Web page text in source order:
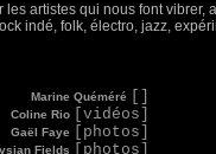
artistes qui nous font vibrer,
indé, folk, électro, jazz,
Marine Quéméré
Coline Rio [vidéos]
Gaël Faye [photos]
Fields [photos]